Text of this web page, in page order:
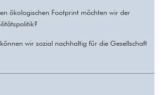
ökologischen Footprint möchten wir der
wir sozial nachhaltig für die Gesellschaft